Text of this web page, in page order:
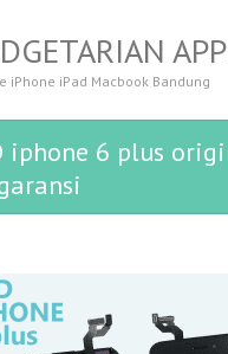
iPhone iPad Macbook Bandung
iphone 6 plus